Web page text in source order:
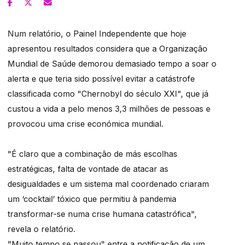
Num relatório, o Painel Independente que hoje
apresentou resultados considera que a Organização
Mundial de Saúde demorou demasiado tempo a soar o
alerta e que teria sido possível evitar a catástrofe
classificada como "Chernobyl do século XXI", que já
custou a vida a pelo menos 3,3 milhões de pessoas e
provocou uma crise económica mundial.
"É claro que a combinação de más escolhas
estratégicas, falta de vontade de atacar as
desigualdades e um sistema mal coordenado criaram
um ‘cocktail’ tóxico que permitiu à pandemia
transformar-se numa crise humana catastrófica",
revela o relatório.